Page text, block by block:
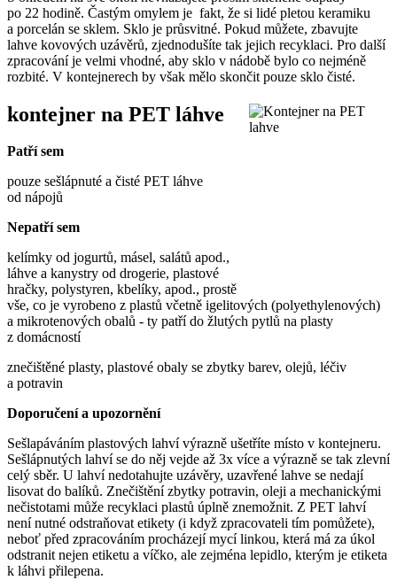
po 22 hodině. Častým omylem je fakt, že si lidé pletou keramiku
a porcelán se sklem. Sklo je průsvitné. Pokud můžete, zbavujte
lahve kovových uzávěrů, zjednodušíte tak jejich recyklaci. Pro další
zpracování je velmi vhodné, aby sklo v nádobě bylo co nejméně
rozbité. V kontejnerech by však mělo skončit pouze sklo čisté.
kontejner na PET láhve
Patří sem
pouze sešlápnuté a čisté PET láhve
od nápojů
Nepatří sem
kelímky od jogurtů, másel, salátů apod.,
láhve a kanystry od drogerie, plastové
hračky, polystyren, kbelíky, apod., prostě
vše, co je vyrobeno z plastů včetně igelitových (polyethylenových)
a mikrotenových obalů - ty patří do žlutých pytlů na plasty
z domácností
znečištěné plasty, plastové obaly se zbytky barev, olejů, léčiv
a potravin
Doporučení a upozornění
Sešlapáváním plastových lahví výrazně ušetříte místo v kontejneru.
Sešlápnutých lahví se do něj vejde až 3x více a výrazně se tak zlevní
celý sběr. U lahví nedotahujte uzávěry, uzavřené lahve se nedají
lisovat do balíků. Znečištění zbytky potravin, oleji a mechanickými
nečistotami může recyklaci plastů úplně znemožnit. Z PET lahví
není nutné odstraňovat etikety (i když zpracovateli tím pomůžete),
neboť před zpracováním procházejí mycí linkou, která má za úkol
odstranit nejen etiketu a víčko, ale zejména lepidlo, kterým je etiketa
k láhvi přilepena.